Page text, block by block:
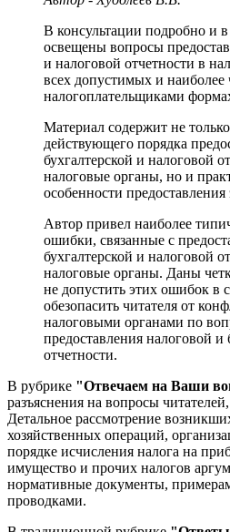
В консультации подробно и
освещены вопросы
и налоговой отчетности в
всех допустимых и наиболее
налогоплательщиками
Материал содержит не
действующего порядка
бухгалтерской и налоговой
налоговые органы, но и
особенности предоставления
Автор привел наиболее
ошибки, связанные с
бухгалтерской и налоговой
налоговые органы. Даны
не допустить этих ошибок в
обезопасить читателя от
налоговыми органами по
предоставления налоговой и
отчетности.
В рубрике "Отвечаем на Ваши
разъяснения на вопросы
Детальное рассмотрение
хозяйственных операций,
порядке исчисления налога на
имущество и прочих налогов
нормативные документы,
проводками.